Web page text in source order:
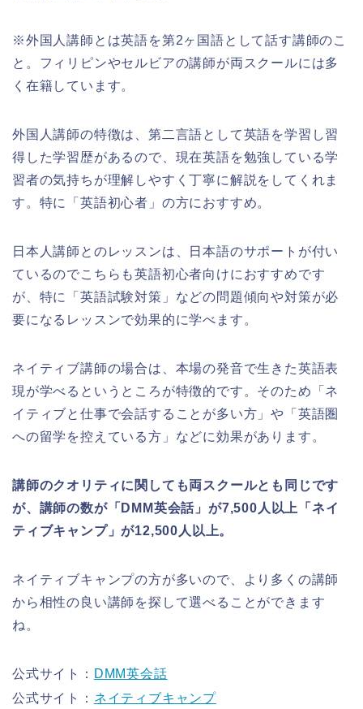
※外国人講師とは英語を第2ヶ国語として話す講師のこ
と。フィリピンやセルビアの講師が両スクールには多
く在籍しています。
外国人講師の特徴は、第二言語として英語を学習し習
得した学習歴があるので、現在英語を勉強している学
習者の気持ちが理解しやすく丁寧に解説をしてくれま
す。特に「英語初心者」の方におすすめ。
日本人講師とのレッスンは、日本語のサポートが付い
ているのでこちらも英語初心者向けにおすすめです
が、特に「英語試験対策」などの問題傾向や対策が必
要になるレッスンで効果的に学べます。
ネイティブ講師の場合は、本場の発音で生きた英語表
現が学べるというところが特徴的です。そのため「ネ
イティブと仕事で会話することが多い方」や「英語圏
への留学を控えている方」などに効果があります。
講師のクオリティに関しても両スクールとも同じです
が、講師の数が「DMM英会話」が7,500人以上「ネイ
ティブキャンプ」が12,500人以上。
ネイティブキャンプの方が多いので、より多くの講師
から相性の良い講師を探して選べることができます
ね。
公式サイト： DMM英会話
公式サイト： ネイティブキャンプ